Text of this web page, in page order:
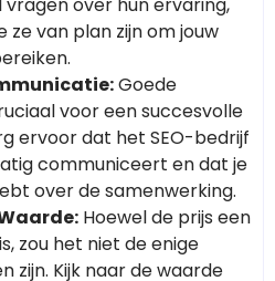
vragen over hun ervaring,
ze van plan zijn om jouw
Goede
voor een succesvolle
ervoor dat het SEO-bedrijf
communiceert en dat je
over de samenwerking.
Hoewel de prijs een
zou het niet de enige
zijn. Kijk naar de waarde